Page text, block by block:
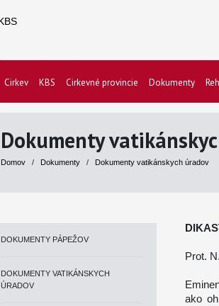
Cirkev KBS Cirkevné provincie Dokumenty
Dokumenty
Domov / Dokumenty / Dokumenty vatikánskych úradov
DOKUMENTY PÁPEŽOV
DOKUMENTY VATIKÁNSKYCH
ÚRADOV
Prot.
ako